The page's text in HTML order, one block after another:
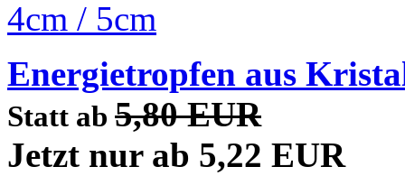
Energietropfen aus
Statt ab 5,80 EUR
Jetzt nur ab 5,22 EUR